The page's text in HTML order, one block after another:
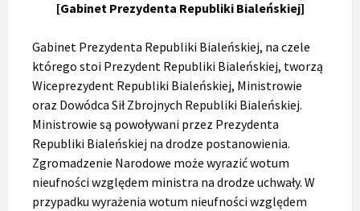
[Gabinet Prezydenta Republiki Bialeńskiej]
Gabinet Prezydenta Republiki Bialeńskiej, na czele
którego stoi Prezydent Republiki Bialeńskiej, tworzą
Wiceprezydent Republiki Bialeńskiej, Ministrowie
oraz Dowódca Sił Zbrojnych Republiki Bialeńskiej.
Ministrowie są powoływani przez Prezydenta
Republiki Bialeńskiej na drodze postanowienia.
Zgromadzenie Narodowe może wyrazić wotum
nieufności względem ministra na drodze uchwały. W
przypadku wyrażenia wotum nieufności względem